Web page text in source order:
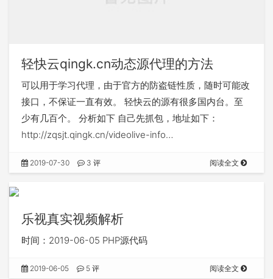
轻快云qingk.cn动态源代理的方法
可以用于学习代理，由于官方的防盗链性质，随时可能改
接口，不保证一直有效。 轻快云的源有很多国内台。至
少有几百个。 分析如下 自己先抓包，地址如下：
http://zqsjt.qingk.cn/videolive-info…
2019-07-30 3 评 阅读全文
乐视真实视频解析
时间：2019-06-05 PHP源代码
2019-06-05 5 评 阅读全文